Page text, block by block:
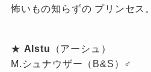
怖いもの知らずの プリンセス。
★ Alstu （アーシュ）
M.シュナウザー（B&S）♂